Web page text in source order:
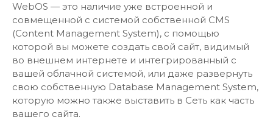
WebOS — это наличие уже встроенной и
совмещенной с системой собственной CMS
(Content Management System), с помощью
которой вы можете создать свой сайт, видимый
во внешнем интернете и интегрированный с
вашей облачной системой, или даже развернуть
свою собственную Database Management System,
которую можно также выставить в Сеть как часть
вашего сайта.